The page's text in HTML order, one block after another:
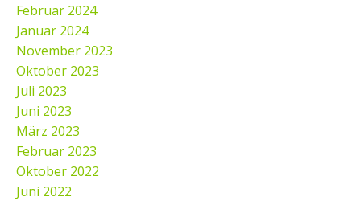
Februar 2024
Januar 2024
November 2023
Oktober 2023
Juli 2023
Juni 2023
März 2023
Februar 2023
Oktober 2022
Juni 2022